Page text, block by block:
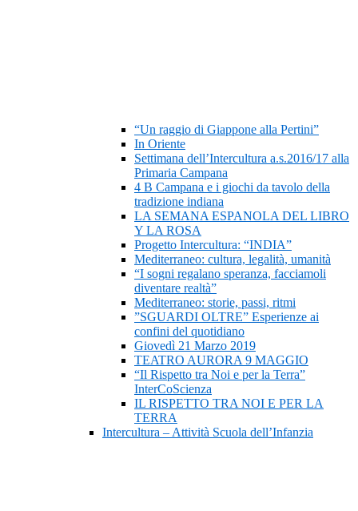
“Un raggio di Giappone alla Pertini”
In Oriente
Settimana dell’Intercultura a.s.2016/17 alla
Primaria Campana
4 B Campana e i giochi da tavolo della
tradizione indiana
LA SEMANA ESPANOLA DEL LIBRO
Y LA ROSA
Progetto Intercultura: “INDIA”
Mediterraneo: cultura, legalità, umanità
“I sogni regalano speranza, facciamoli
diventare realtà”
Mediterraneo: storie, passi, ritmi
”SGUARDI OLTRE” Esperienze ai
confini del quotidiano
Giovedì 21 Marzo 2019
TEATRO AURORA 9 MAGGIO
“Il Rispetto tra Noi e per la Terra”
InterCoScienza
IL RISPETTO TRA NOI E PER LA
TERRA
Intercultura – Attività Scuola dell’Infanzia